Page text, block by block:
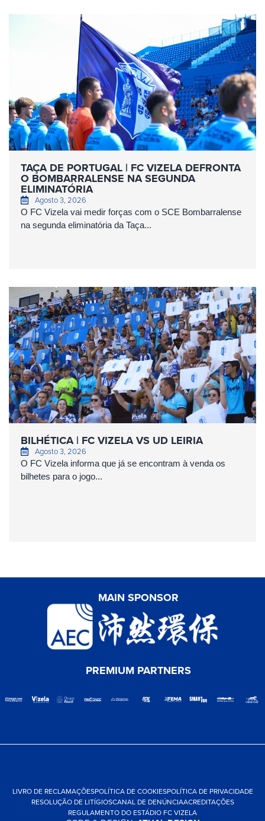
TAÇA DE PORTUGAL | FC VIZELA DEFRONTA
O BOMBARRALENSE NA SEGUNDA
ELIMINATÓRIA
Agosto 3, 2026
O FC Vizela vai medir forças com o SCE Bombarralense
na segunda eliminatória da Taça...
BILHÉTICA | FC VIZELA VS UD LEIRIA
Agosto 3, 2026
O FC Vizela informa que já se encontram à venda os
bilhetes para o jogo...
MAIN SPONSOR
PREMIUM PARTNERS
LIVRO DE RECLAMAÇÕESPOLÍTICA DE COOKIESPOLÍTICA DE PRIVACIDADE
RESOLUÇÃO DE LITÍGIOSCANAL DE DENÚNCIAACREDITAÇÕES
REGULAMENTO DO ESTÁDIO FC VIZELA